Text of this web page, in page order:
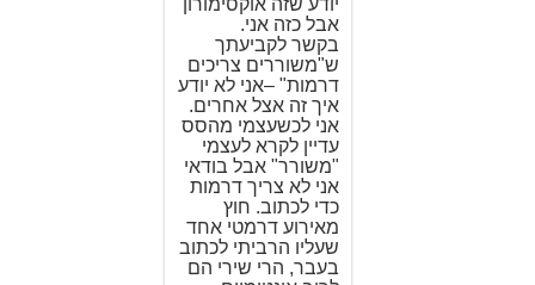
אבל כזה אני.
בקשר לקביעתך
ש"משוררים צריכים
דרמות" –אני לא יודע
איך זה אצל אחרים.
אני לכשעצמי מהסס
עדיין לקרא לעצמי
"משורר" אבל בודאי
אני לא צריך דרמות
כדי לכתוב. חוץ
מאירוע דרמטי אחד
שעליו הרביתי לכתוב
בעבר, הרי שירי הם